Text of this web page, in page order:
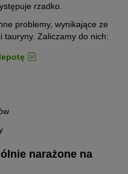
rzadko.
problemy, wynikające ze
tauryny. Zaliczamy do nich:
narażone na